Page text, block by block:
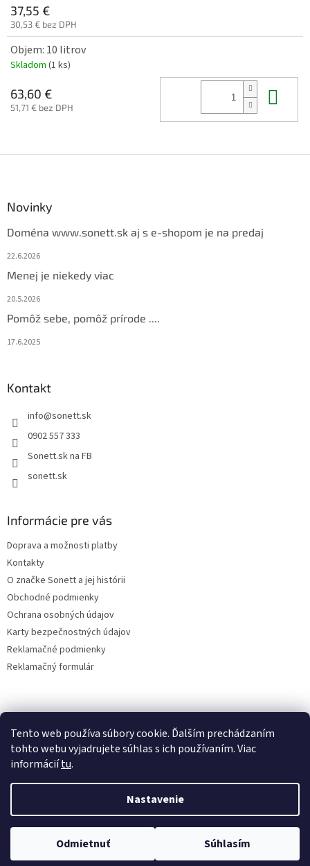
Tento web používa súbory cookie. Ďalším prechádzaním
tohto webu vyjadrujete súhlas s ich používaním. Viac
informáciítu.
Nastavenie
Odmietnuť Súhlasím
37,55 €
30,53 € bez DPH
Objem: 10 litrov
Skladom (1 ks)
63,60 €
51,71 € bez DPH
Novinky
Doména www.sonett.sk aj s e-shopom je na predaj
22.6.2026
Menej je niekedy viac
20.5.2026
Pomôž sebe, pomôž prírode ....
17.6.2025
Kontakt
info@sonett.sk
0902 557 333
Sonett.sk na FB
sonett.sk
Informácie pre vás
Doprava a možnosti platby
Kontakty
O značke Sonett a jej histórii
Obchodné podmienky
Ochrana osobných údajov
Karty bezpečnostných údajov
Reklamačné podmienky
Reklamačný formulár
sonett klub
Copyright 2026www.sonett.sk - ekodrogéria. Všetky práva